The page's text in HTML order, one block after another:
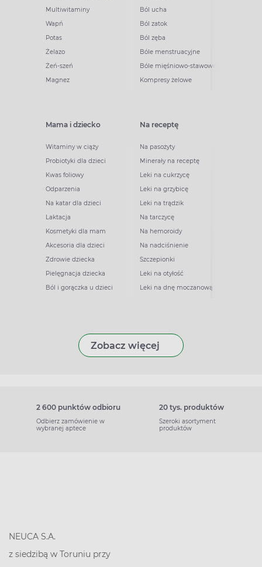
Multiwitaminy
Wapń
Potas
Żelazo
Żeń-szeń
Magnez
Ból ucha
Ból zatok
Ból zęba
Bóle menstruacyjne
Bóle mięśniowo-stawowe
Kompresy żelowe
Mama i dziecko
Witaminy w ciąży
Probiotyki dla dzieci
Kwas foliowy
Odparzenia
Na katar dla dzieci
Laktacja
Kosmetyki dla mam
Akcesoria dla dzieci
Zdrowie dziecka
Pielęgnacja dziecka
Ból i gorączka u dzieci
Na receptę
Na pasożyty
Minerały na receptę
Leki na cukrzycę
Leki na grzybicę
Leki na trądzik
Na tarczycę
Na hemoroidy
Na nadciśnienie
Szczepionki
Leki na otyłość
Leki na dnę moczanową
Zobacz więcej
2 600 punktów odbioru
Odbierz zamówienie w
wybranej aptece
20 tys. produktów
Szeroki asortyment
produktów
NEUCA S.A.
z siedzibą w Toruniu przy